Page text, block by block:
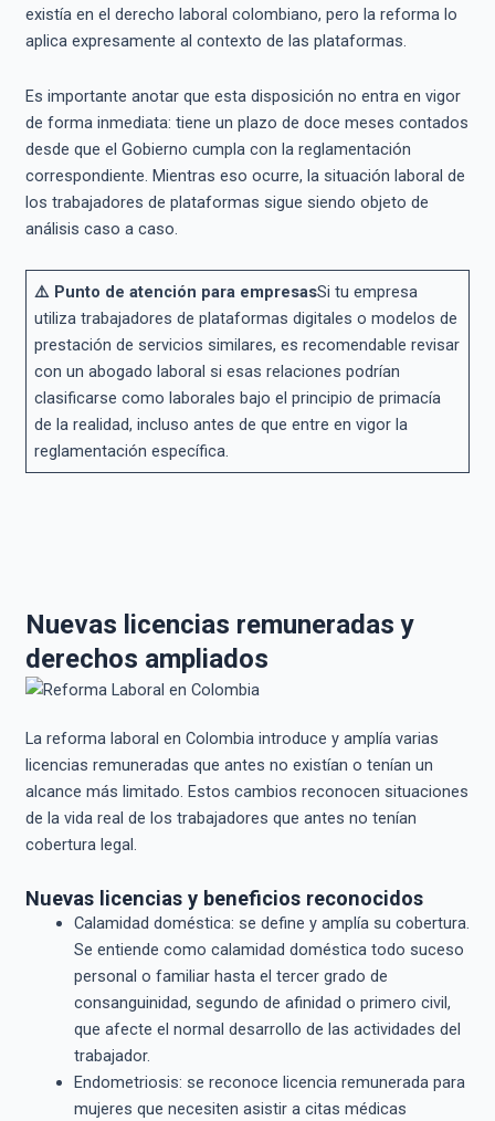
existía en el derecho laboral colombiano, pero la reforma lo
aplica expresamente al contexto de las plataformas.
Es importante anotar que esta disposición no entra en vigor
de forma inmediata: tiene un plazo de doce meses contados
desde que el Gobierno cumpla con la reglamentación
correspondiente. Mientras eso ocurre, la situación laboral de
los trabajadores de plataformas sigue siendo objeto de
análisis caso a caso.
⚠️ Punto de atención para empresasSi tu empresa
utiliza trabajadores de plataformas digitales o modelos de
prestación de servicios similares, es recomendable revisar
con un abogado laboral si esas relaciones podrían
clasificarse como laborales bajo el principio de primacía
de la realidad, incluso antes de que entre en vigor la
reglamentación específica.
Nuevas licencias remuneradas y
derechos ampliados
La reforma laboral en Colombia introduce y amplía varias
licencias remuneradas que antes no existían o tenían un
alcance más limitado. Estos cambios reconocen situaciones
de la vida real de los trabajadores que antes no tenían
cobertura legal.
Nuevas licencias y beneficios reconocidos
Calamidad doméstica: se define y amplía su cobertura.
Se entiende como calamidad doméstica todo suceso
personal o familiar hasta el tercer grado de
consanguinidad, segundo de afinidad o primero civil,
que afecte el normal desarrollo de las actividades del
trabajador.
Endometriosis: se reconoce licencia remunerada para
mujeres que necesiten asistir a citas médicas